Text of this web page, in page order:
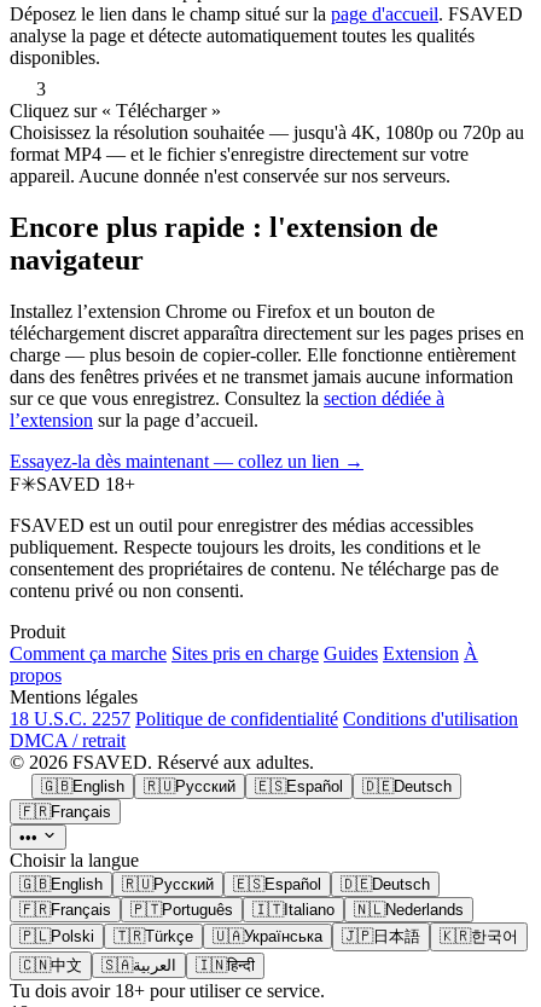
Déposez le lien dans le champ situé sur la page d'accueil. FSAVED
analyse la page et détecte automatiquement toutes les qualités
disponibles.
3
Cliquez sur « Télécharger »
Choisissez la résolution souhaitée — jusqu'à 4K, 1080p ou 720p au
format MP4 — et le fichier s'enregistre directement sur votre
appareil. Aucune donnée n'est conservée sur nos serveurs.
Encore plus rapide : l'extension de
navigateur
Installez l’extension Chrome ou Firefox et un bouton de
téléchargement discret apparaîtra directement sur les pages prises en
charge — plus besoin de copier-coller. Elle fonctionne entièrement
dans des fenêtres privées et ne transmet jamais aucune information
sur ce que vous enregistrez. Consultez la section dédiée à
l’extension sur la page d’accueil.
Essayez-la dès maintenant — collez un lien →
F✳SAVED 18+
FSAVED est un outil pour enregistrer des médias accessibles
publiquement. Respecte toujours les droits, les conditions et le
consentement des propriétaires de contenu. Ne télécharge pas de
contenu privé ou non consenti.
Produit
Comment ça marche Sites pris en charge Guides Extension À
propos
Mentions légales
18 U.S.C. 2257 Politique de confidentialité Conditions d'utilisation
DMCA / retrait
© 2026 FSAVED. Réservé aux adultes.
🇬🇧English 🇷🇺Русский 🇪🇸Español 🇩🇪Deutsch
🇫🇷Français
•••
Choisir la langue
🇬🇧English 🇷🇺Русский 🇪🇸Español 🇩🇪Deutsch
🇫🇷Français 🇵🇹Português 🇮🇹Italiano 🇳🇱Nederlands
🇵🇱Polski 🇹🇷Türkçe 🇺🇦Українська 🇯🇵日本語 🇰🇷한국어
🇨🇳中文 🇸🇦العربية 🇮🇳हिन्दी
Tu dois avoir 18+ pour utiliser ce service.